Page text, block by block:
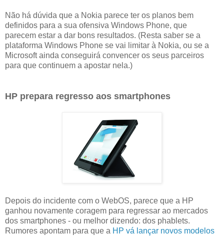
Não há dúvida que a Nokia parece ter os planos bem
definidos para a sua ofensiva Windows Phone, que
parecem estar a dar bons resultados. (Resta saber se a
plataforma Windows Phone se vai limitar à Nokia, ou se a
Microsoft ainda conseguirá convencer os seus parceiros
para que continuem a apostar nela.)
HP prepara regresso aos smartphones
Depois do incidente com o WebOS, parece que a HP
ganhou novamente coragem para regressar ao mercados
dos smartphones - ou melhor dizendo: dos phablets.
Rumores apontam para que a HP vá lançar novos modelos